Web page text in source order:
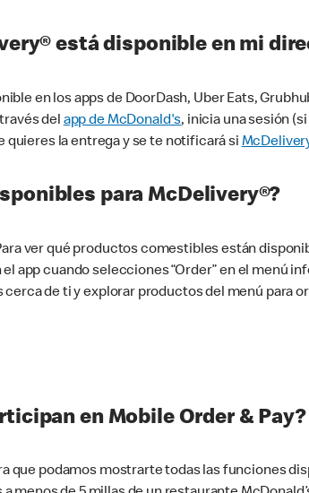
está disponible en mi
en los apps de DoorDash, Uber Eats,
del app de McDonald's, inicia una sesión
quieres la entrega y se te notificará si
para McDelivery®?
ver qué productos comestibles están
app cuando selecciones “Order” en el menú
de ti y explorar productos del menú para
en Mobile Order & Pay?
que podamos mostrarte todas las funciones